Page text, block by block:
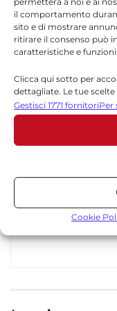
il comportamento
sito e di mostrare
ritirare il consenso può
caratteristiche e funzioni.
Clicca qui sotto per
dettagliate. Le tue
sito. È possibile
compreso il ritiro del
Policy o cliccando sul
inferiore dello schermo.
Statistiche
Archiviare
prestazioni degli
combinazione di dati
Gestisci 1771 fornitoriPer
Cookie
La redazione di
da
politica, alla
qualità,